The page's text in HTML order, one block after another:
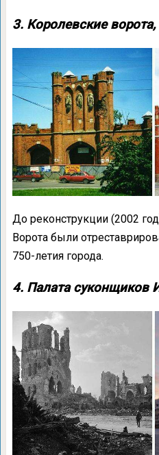
3. Королевские
До реконструкции (2002
Ворота были
750-летия города.
4. Палата суконщиков